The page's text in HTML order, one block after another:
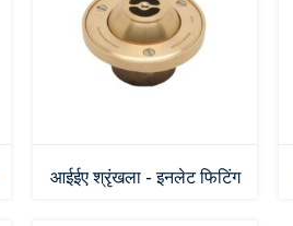
आईईए श्रृंखला - इनलेट फिटिंग